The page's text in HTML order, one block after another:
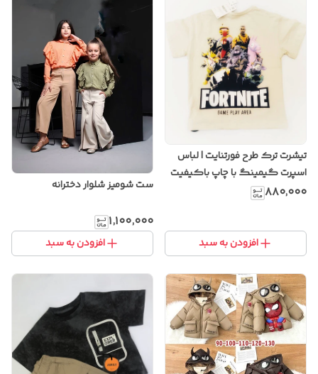
تیشرت ترک طرح فورتنایت | لباس
اسپرت گیمینگ با چاپ باکیفیت
و پارچه ترک
۸۸۰٬۰۰۰
افزودن به سبد
ست شومیز شلوار دخترانه
۱٬۱۰۰٬۰۰۰
افزودن به سبد